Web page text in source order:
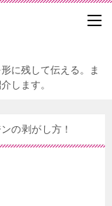
に残して伝える。ま
します。
の剥がし方！